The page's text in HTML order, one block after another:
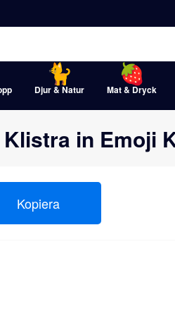
Djur & Natur Mat & Dryck
in Emoji
Kopiera